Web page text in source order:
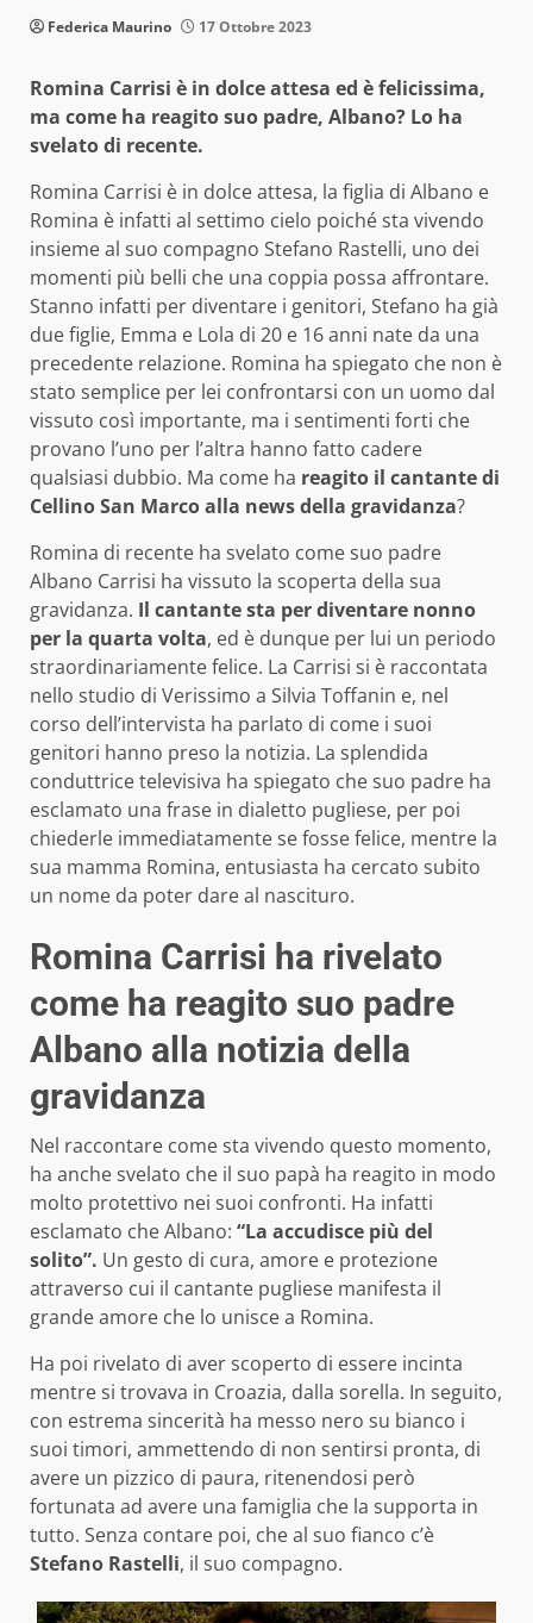
Federica Maurino 17 Ottobre 2023
Romina Carrisi è in dolce attesa ed è felicissima,
ma come ha reagito suo padre, Albano? Lo ha
svelato di recente.
Romina Carrisi è in dolce attesa, la figlia di Albano e
Romina è infatti al settimo cielo poiché sta vivendo
insieme al suo compagno Stefano Rastelli, uno dei
momenti più belli che una coppia possa affrontare.
Stanno infatti per diventare i genitori, Stefano ha già
due figlie, Emma e Lola di 20 e 16 anni nate da una
precedente relazione. Romina ha spiegato che non è
stato semplice per lei confrontarsi con un uomo dal
vissuto così importante, ma i sentimenti forti che
provano l’uno per l’altra hanno fatto cadere
qualsiasi dubbio. Ma come ha reagito il cantante di
Cellino San Marco alla news della gravidanza?
Romina di recente ha svelato come suo padre
Albano Carrisi ha vissuto la scoperta della sua
gravidanza. Il cantante sta per diventare nonno
per la quarta volta, ed è dunque per lui un periodo
straordinariamente felice. La Carrisi si è raccontata
nello studio di Verissimo a Silvia Toffanin e, nel
corso dell’intervista ha parlato di come i suoi
genitori hanno preso la notizia. La splendida
conduttrice televisiva ha spiegato che suo padre ha
esclamato una frase in dialetto pugliese, per poi
chiederle immediatamente se fosse felice, mentre la
sua mamma Romina, entusiasta ha cercato subito
un nome da poter dare al nascituro.
Romina Carrisi ha rivelato
come ha reagito suo padre
Albano alla notizia della
gravidanza
Nel raccontare come sta vivendo questo momento,
ha anche svelato che il suo papà ha reagito in modo
molto protettivo nei suoi confronti. Ha infatti
esclamato che Albano: “La accudisce più del
solito”. Un gesto di cura, amore e protezione
attraverso cui il cantante pugliese manifesta il
grande amore che lo unisce a Romina.
Ha poi rivelato di aver scoperto di essere incinta
mentre si trovava in Croazia, dalla sorella. In seguito,
con estrema sincerità ha messo nero su bianco i
suoi timori, ammettendo di non sentirsi pronta, di
avere un pizzico di paura, ritenendosi però
fortunata ad avere una famiglia che la supporta in
tutto. Senza contare poi, che al suo fianco c’è
Stefano Rastelli, il suo compagno.